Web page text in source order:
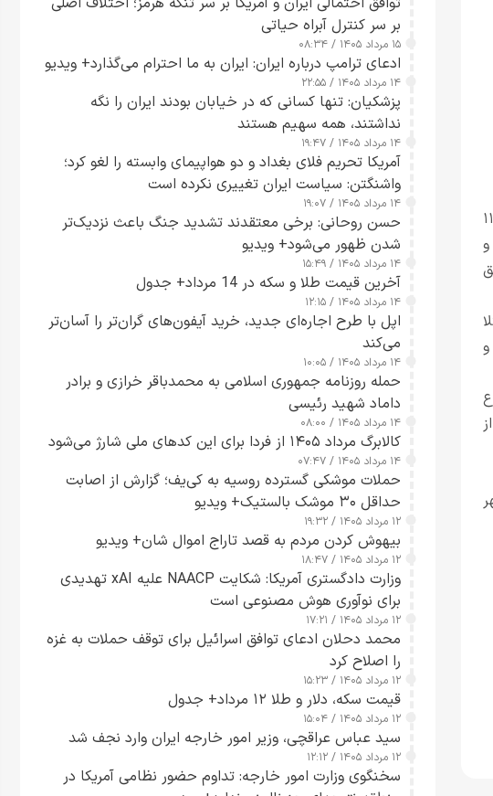
بنا بر اعلام مرکز روابط عمومی و اطلاع رسانی وزارت بهداشت، تا کنون ۱۱
و
مبتلا
۴ میلیون و
و ۷۶۵ نفر از
و در حال حاضر ۲۸۵ شهر
بر سر کنترل آبراه حیاتی
۱۵ مرداد ۱۴۰۵ / ۰۸:۳۴
ادعای ترامپ درباره ایران: ایران به ما احترام می‌گذارد+ ویدیو
۱۴ مرداد ۱۴۰۵ / ۲۲:۵۵
پزشکیان: تنها کسانی که در خیابان بودند ایران را نگه
نداشتند، همه سهیم هستند
۱۴ مرداد ۱۴۰۵ / ۱۹:۴۷
آمریکا تحریم فلای بغداد و دو هواپیمای وابسته را لغو کرد؛
واشنگتن: سیاست ایران تغییری نکرده است
۱۴ مرداد ۱۴۰۵ / ۱۹:۰۷
حسن روحانی: برخی معتقدند تشدید جنگ باعث نزدیک‌تر
شدن ظهور می‌شود+ ویدیو
۱۴ مرداد ۱۴۰۵ / ۱۵:۴۹
آخرین قیمت طلا و سکه در 14 مرداد+ جدول
۱۴ مرداد ۱۴۰۵ / ۱۲:۱۵
اپل با طرح اجاره‌ای جدید، خرید آیفون‌های گران‌تر را آسان‌تر
می‌کند
۱۴ مرداد ۱۴۰۵ / ۱۰:۰۵
حمله روزنامه جمهوری اسلامی به محمدباقر خرازی و برادر
داماد شهید رئیسی
۱۴ مرداد ۱۴۰۵ / ۰۸:۰۰
کالابرگ مرداد ۱۴۰۵ از فردا برای این کدهای ملی شارژ می‌شود
۱۴ مرداد ۱۴۰۵ / ۰۷:۴۷
حملات موشکی گسترده روسیه به کی‌یف؛ گزارش از اصابت
حداقل ۳۰ موشک بالستیک+ ویدیو
۱۲ مرداد ۱۴۰۵ / ۱۹:۳۲
بیهوش کردن مردم به قصد تاراج اموال شان+ ویدیو
۱۲ مرداد ۱۴۰۵ / ۱۸:۴۷
وزارت دادگستری آمریکا: شکایت NAACP علیه xAI تهدیدی
برای نوآوری هوش مصنوعی است
۱۲ مرداد ۱۴۰۵ / ۱۷:۲۱
محمد دحلان ادعای توافق اسرائیل برای توقف حملات به غزه
را اصلاح کرد
۱۲ مرداد ۱۴۰۵ / ۱۵:۲۳
قیمت سکه، دلار و طلا ۱۲ مرداد+ جدول
۱۲ مرداد ۱۴۰۵ / ۱۵:۰۴
سید عباس عراقچی، وزیر امور خارجه ایران وارد نجف شد
۱۲ مرداد ۱۴۰۵ / ۱۲:۱۲
سخنگوی وزارت امور خارجه: تداوم حضور نظامی آمریکا در